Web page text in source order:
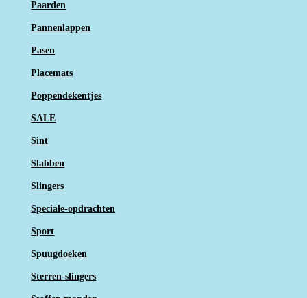
Paarden
Pannenlappen
Pasen
Placemats
Poppendekentjes
SALE
Sint
Slabben
Slingers
Speciale-opdrachten
Sport
Spuugdoeken
Sterren-slingers